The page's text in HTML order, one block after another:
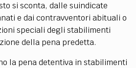
si sconta, dalle suindicate
e dai contravventori abituali o
speciali degli stabilimenti
della pena predetta.
la pena detentiva in stabilimenti